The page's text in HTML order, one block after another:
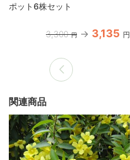
ポット6株セット
3,300 円 3,135 円
関連商品